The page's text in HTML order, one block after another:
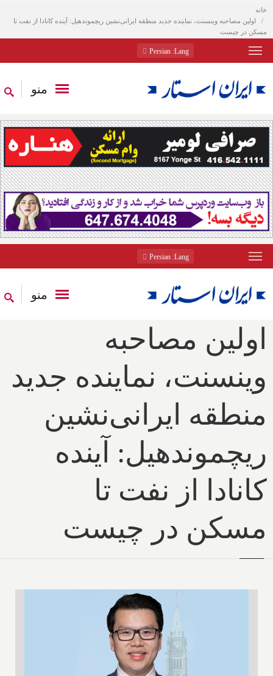
خانه
اولین مصاحبه وینسنت، نماینده جدید منطقه ایرانی‌نشین ریچموندهیل: آینده کانادا از نفت تا
مسکن در چیست
Lang
: Persian
منو
Lang
: Persian
منو
اولین مصاحبه
وینسنت، نماینده جدید
منطقه ایرانی‌نشین
ریچموندهیل: آینده
کانادا از نفت تا
مسکن در چیست